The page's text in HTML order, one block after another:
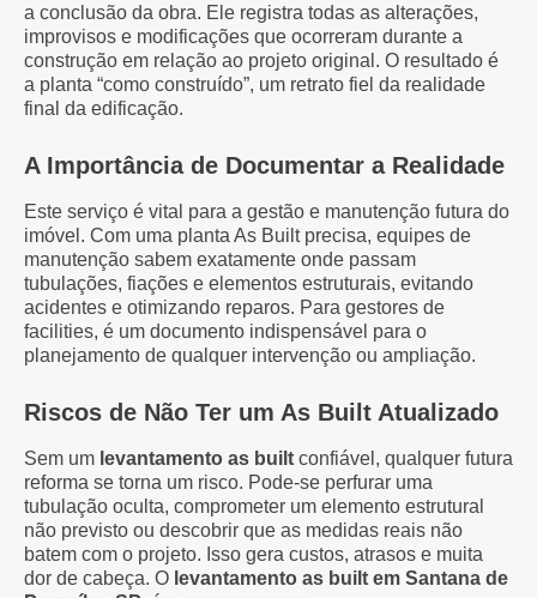
a conclusão da obra. Ele registra todas as alterações,
improvisos e modificações que ocorreram durante a
construção em relação ao projeto original. O resultado é
a planta “como construído”, um retrato fiel da realidade
final da edificação.
A Importância de Documentar a Realidade
Este serviço é vital para a gestão e manutenção futura do
imóvel. Com uma planta As Built precisa, equipes de
manutenção sabem exatamente onde passam
tubulações, fiações e elementos estruturais, evitando
acidentes e otimizando reparos. Para gestores de
facilities, é um documento indispensável para o
planejamento de qualquer intervenção ou ampliação.
Riscos de Não Ter um As Built Atualizado
Sem um levantamento as built confiável, qualquer futura
reforma se torna um risco. Pode-se perfurar uma
tubulação oculta, comprometer um elemento estrutural
não previsto ou descobrir que as medidas reais não
batem com o projeto. Isso gera custos, atrasos e muita
dor de cabeça. O levantamento as built em Santana de